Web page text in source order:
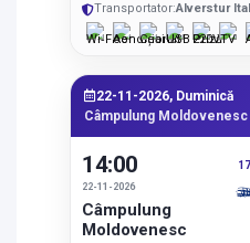
Transportator:Alverstur
22-11-2026, Duminică
Câmpulung
14:00
22-11-2026
Câmpulung
Moldovenesc